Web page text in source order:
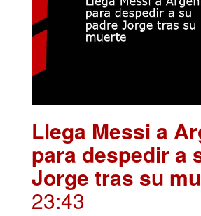
Llega Messi a
para despedir a
Jorge tras su
23:43